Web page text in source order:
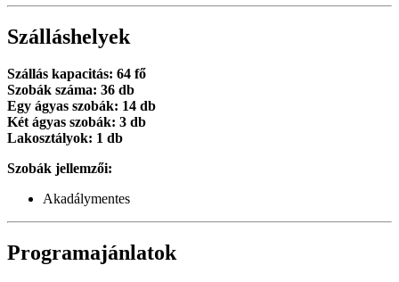
Szálláshelyek
Szállás kapacitás: 64 fő
Szobák száma: 36 db
Egy ágyas szobák: 14 db
Két ágyas szobák: 3 db
Lakosztályok: 1 db
Szobák jellemzői:
Akadálymentes
Programajánlatok